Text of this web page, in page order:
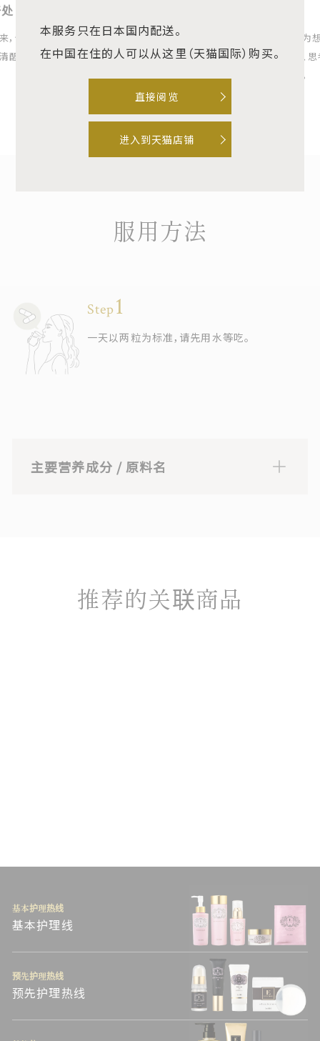
但
。
在出版社工作，年轻的时候熬夜的
入稿工作也不苦，但是最近，清晰
★ ★ ★ ★ ★
40代 女性
因为
力、
收。
服用方法
Step
一天以两粒为标准，请先用水等吃。
主要营养成分 / 原料名
推荐的关联商品
基本护理线
基本护理热线
预先护理热线
预先护理热线
本服务只在日本国内配送。
在中国在住的人可以从这里（天猫国际）购买。
直接阅览
进入到天猫店铺